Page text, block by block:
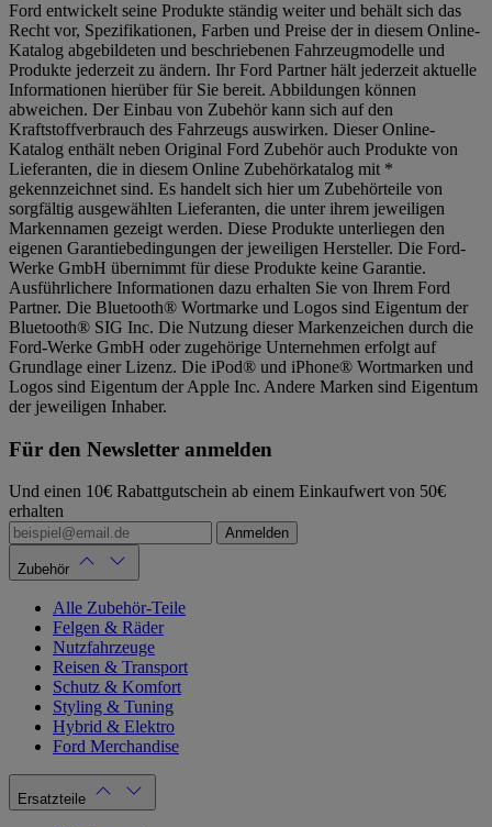
Ford entwickelt seine Produkte ständig weiter und behält sich das
Recht vor, Spezifikationen, Farben und Preise der in diesem Online-
Katalog abgebildeten und beschriebenen Fahrzeugmodelle und
Produkte jederzeit zu ändern. Ihr Ford Partner hält jederzeit aktuelle
Informationen hierüber für Sie bereit. Abbildungen können
abweichen. Der Einbau von Zubehör kann sich auf den
Kraftstoffverbrauch des Fahrzeugs auswirken. Dieser Online-
Katalog enthält neben Original Ford Zubehör auch Produkte von
Lieferanten, die in diesem Online Zubehörkatalog mit *
gekennzeichnet sind. Es handelt sich hier um Zubehörteile von
sorgfältig ausgewählten Lieferanten, die unter ihrem jeweiligen
Markennamen gezeigt werden. Diese Produkte unterliegen den
eigenen Garantiebedingungen der jeweiligen Hersteller. Die Ford-
Werke GmbH übernimmt für diese Produkte keine Garantie.
Ausführlichere Informationen dazu erhalten Sie von Ihrem Ford
Partner. Die Bluetooth® Wortmarke und Logos sind Eigentum der
Bluetooth® SIG Inc. Die Nutzung dieser Markenzeichen durch die
Ford-Werke GmbH oder zugehörige Unternehmen erfolgt auf
Grundlage einer Lizenz. Die iPod® und iPhone® Wortmarken und
Logos sind Eigentum der Apple Inc. Andere Marken sind Eigentum
der jeweiligen Inhaber.
Für den Newsletter anmelden
Und einen 10€ Rabattgutschein ab einem Einkaufwert von 50€
erhalten
Anmelden
Zubehör
Alle Zubehör-Teile
Felgen & Räder
Nutzfahrzeuge
Reisen & Transport
Schutz & Komfort
Styling & Tuning
Hybrid & Elektro
Ford Merchandise
Ersatzteile